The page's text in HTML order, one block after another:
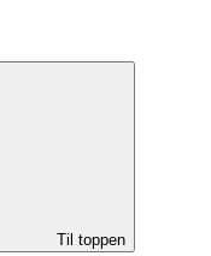
Til toppen